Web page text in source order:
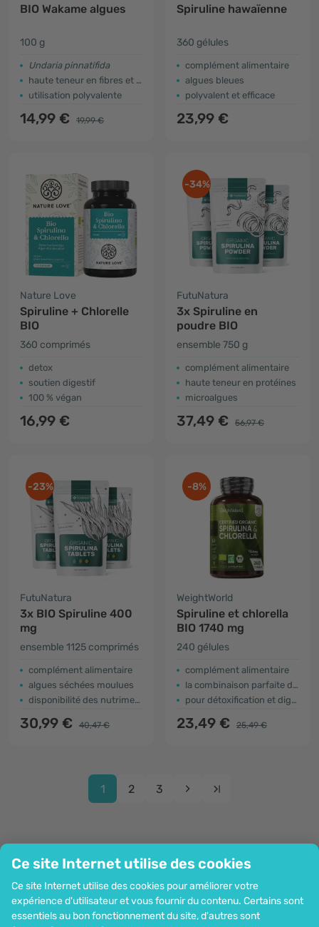
Ce site Internet utilise des cookies
Ce site Internet utilise des cookies pour améliorer votre
expérience d'utilisateur et vous fournir du contenu. Certains sont
essentiels au bon fonctionnement du site, d'autres sont
BIO Wakame algues
100 g
Undaria pinnatifida
haute teneur en fibres et en protéines
utilisation polyvalente
14,99 € 19,99 €
Spiruline hawaïenne
360 gélules
complément alimentaire
algues bleues
polyvalent et efficace
23,99 €
Nature Love
Spiruline + Chlorelle
BIO
360 comprimés
detox
soutien digestif
100 % végan
16,99 €
-34%
FutuNatura
3x Spiruline en
poudre BIO
ensemble 750 g
complément alimentaire
haute teneur en protéines
microalgues
37,49 € 56,97 €
-23%
FutuNatura
3x BIO Spiruline 400
mg
ensemble 1125 comprimés
complément alimentaire
algues séchées moulues
disponibilité des nutriments (broken cell)
30,99 € 40,47 €
-8%
WeightWorld
Spiruline et chlorella
BIO 1740 mg
240 gélules
complément alimentaire
la combinaison parfaite de super-algues
pour détoxification et digestion
23,49 € 25,49 €
1 2 3
Information
Rejoignez-nous